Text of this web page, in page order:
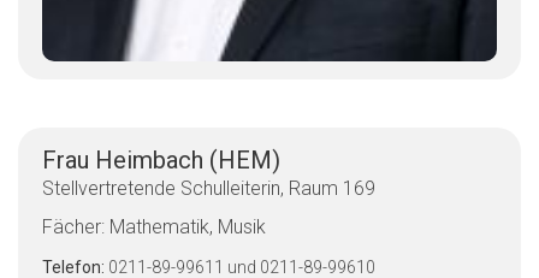
Frau Heimbach (HEM)
Stellvertretende Schulleiterin, Raum 169
Fächer: Mathematik, Musik
Telefon: 0211-89-99611 und 0211-89-99610